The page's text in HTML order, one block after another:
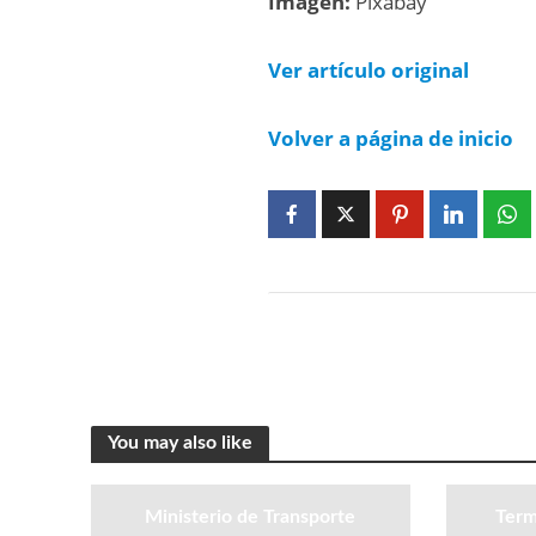
Ver artículo original
Volver a página de inicio
You may also like
Ministerio de Transporte